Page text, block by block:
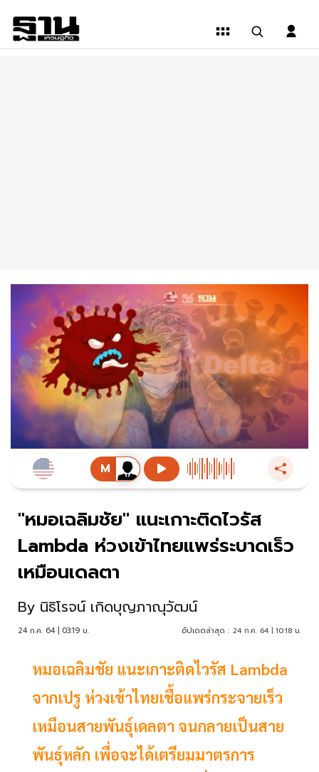
"หมอเฉลิมชัย" แนะเกาะติดไวรัส
Lambda ห่วงเข้าไทยแพร่ระบาดเร็ว
เหมือนเดลตา
By นิธิโรจน์ เกิดบุญภาณุวัฒน์
24 ก.ค. 64 | 03:19 น. อัปเดตล่าสุด : 24 ก.ค. 64 | 10:18 น.
หมอเฉลิมชัย แนะเกาะติดไวรัส Lambda
จากเปรู ห่วงเข้าไทยเชื้อแพร่กระจายเร็ว
เหมือนสายพันธุ์เดลตา จนกลายเป็นสาย
พันธุ์หลัก เพื่อจะได้เตรียมมาตรการ